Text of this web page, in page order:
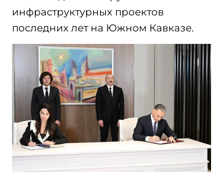
инфраструктурных проектов
последних лет на Южном Кавказе.